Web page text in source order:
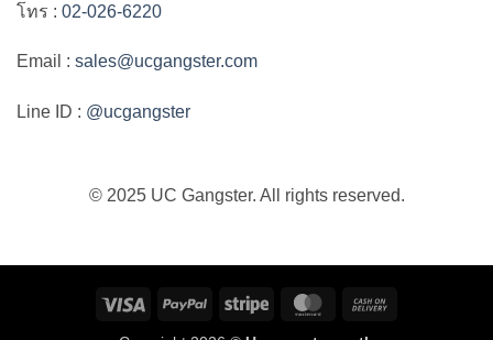
โทร : 02-026-6220
Email : sales@ucgangster.com
Line ID : @ucgangster
© 2025 UC Gangster. All rights reserved.
Visa PayPal Stripe MasterCard